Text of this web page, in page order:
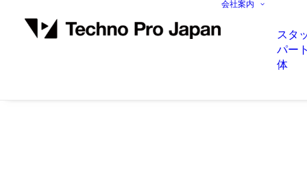
会社案内
スタ
パー
体